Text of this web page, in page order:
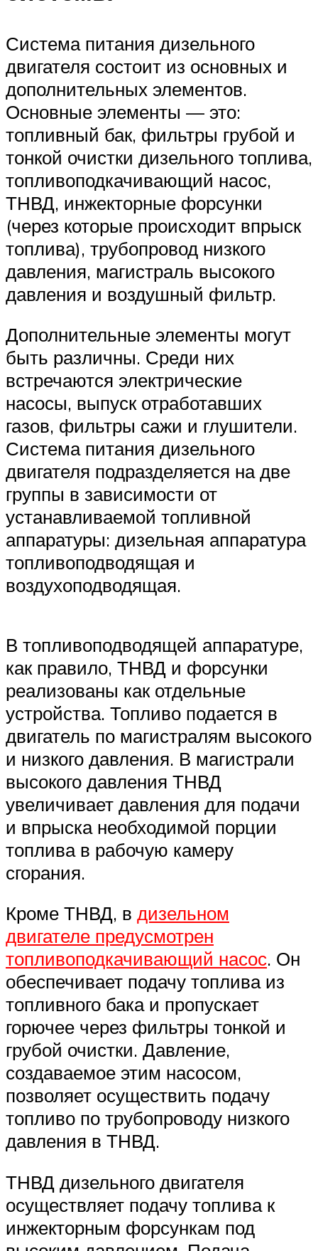
Система питания дизельного
двигателя состоит из основных и
дополнительных элементов.
Основные элементы — это:
топливный бак, фильтры грубой и
тонкой очистки дизельного топлива,
топливоподкачивающий насос,
ТНВД, инжекторные форсунки
(через которые происходит впрыск
топлива), трубопровод низкого
давления, магистраль высокого
давления и воздушный фильтр.
Дополнительные элементы могут
быть различны. Среди них
встречаются электрические
насосы, выпуск отработавших
газов, фильтры сажи и глушители.
Система питания дизельного
двигателя подразделяется на две
группы в зависимости от
устанавливаемой топливной
аппаратуры: дизельная аппаратура
топливоподводящая и
воздухоподводящая.
В топливоподводящей аппаратуре,
как правило, ТНВД и форсунки
реализованы как отдельные
устройства. Топливо подается в
двигатель по магистралям высокого
и низкого давления. В магистрали
высокого давления ТНВД
увеличивает давления для подачи
и впрыска необходимой порции
топлива в рабочую камеру
сгорания.
Кроме ТНВД, в дизельном
двигателе предусмотрен
топливоподкачивающий насос. Он
обеспечивает подачу топлива из
топливного бака и пропускает
горючее через фильтры тонкой и
грубой очистки. Давление,
создаваемое этим насосом,
позволяет осуществить подачу
топливо по трубопроводу низкого
давления в ТНВД.
ТНВД дизельного двигателя
осуществляет подачу топлива к
инжекторным форсункам под